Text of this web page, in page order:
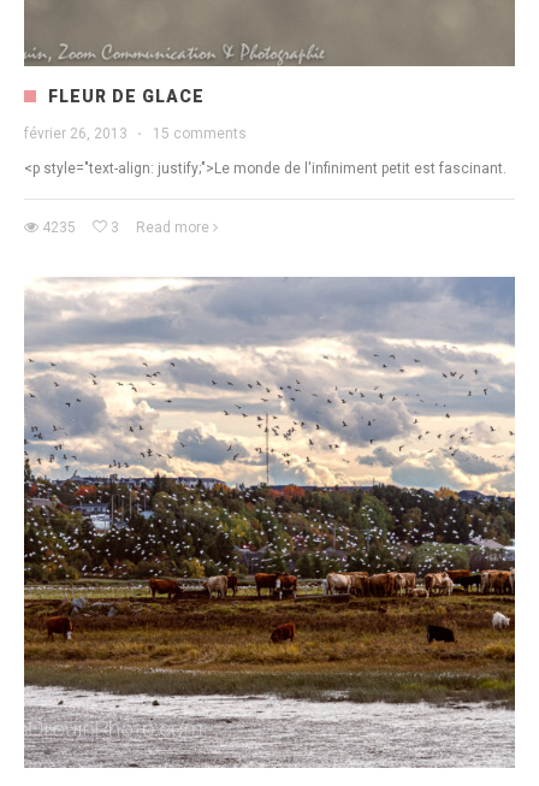
FLEUR DE GLACE
février 26, 2013 · 15 comments
<p style="text-align: justify;">Le monde de l'infiniment petit est fascinant.
4235 3 Read more